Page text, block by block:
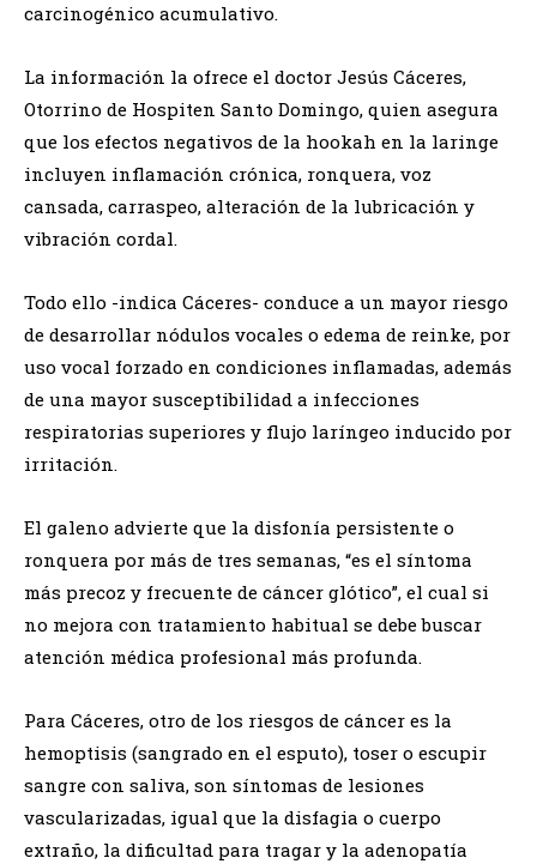
carcinogénico acumulativo.
La información la ofrece el doctor Jesús Cáceres,
Otorrino de Hospiten Santo Domingo, quien asegura
que los efectos negativos de la hookah en la laringe
incluyen inflamación crónica, ronquera, voz
cansada, carraspeo, alteración de la lubricación y
vibración cordal.
Todo ello -indica Cáceres- conduce a un mayor riesgo
de desarrollar nódulos vocales o edema de reinke, por
uso vocal forzado en condiciones inflamadas, además
de una mayor susceptibilidad a infecciones
respiratorias superiores y flujo laríngeo inducido por
irritación.
El galeno advierte que la disfonía persistente o
ronquera por más de tres semanas, “es el síntoma
más precoz y frecuente de cáncer glótico”, el cual si
no mejora con tratamiento habitual se debe buscar
atención médica profesional más profunda.
Para Cáceres, otro de los riesgos de cáncer es la
hemoptisis (sangrado en el esputo), toser o escupir
sangre con saliva, son síntomas de lesiones
vascularizadas, igual que la disfagia o cuerpo
extraño, la dificultad para tragar y la adenopatía